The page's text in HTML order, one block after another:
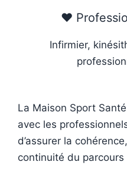
❤️
Infirmier,
La Maison Sport
avec les
d’assurer la
continuité du parcours